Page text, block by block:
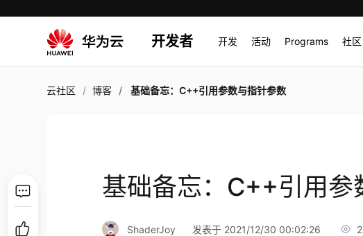
开发者 开发 活动 Programs 社区
云社区 博客 基础备忘：C++引用参数与指针参数
基础备忘：C++引用参
ShaderJoy 发表于 2021/12/30 00:02:26